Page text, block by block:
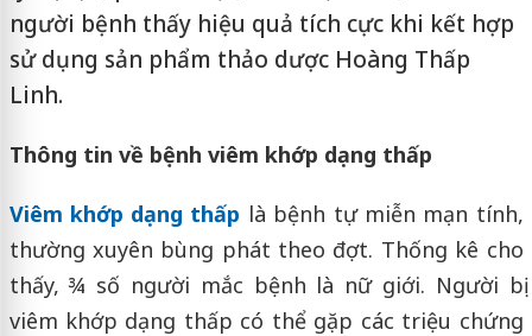
người bệnh thấy hiệu quả tích cực khi kết hợp
sử dụng sản phẩm thảo dược Hoàng Thấp
Linh.
Thông tin về bệnh viêm khớp dạng thấp
Viêm khớp dạng thấp là bệnh tự miễn mạn tính,
thường xuyên bùng phát theo đợt. Thống kê cho
thấy, ¾ số người mắc bệnh là nữ giới. Người bị
viêm khớp dạng thấp có thể gặp các triệu chứng